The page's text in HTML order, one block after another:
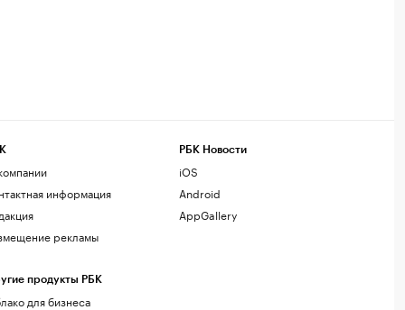
информация
рекламы
продукты РБК
для бизнеса
РБК Новости
iOS
Android
AppGallery